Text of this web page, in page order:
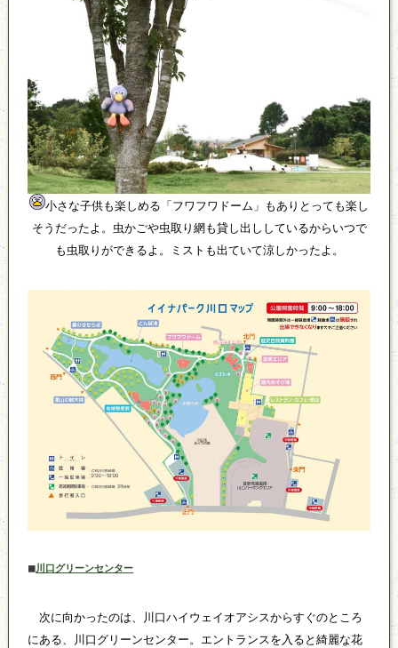
小さな子供も楽しめる「フワフワドーム」もありとっても楽し
そうだったよ。虫かごや虫取り網も貸し出ししているからいつで
も虫取りができるよ。ミストも出ていて涼しかったよ。
◼ 川口グリーンセンター
次に向かったのは、川口ハイウェイオアシスからすぐのところ
にある、川口グリーンセンター。エントランスを入ると綺麗な花